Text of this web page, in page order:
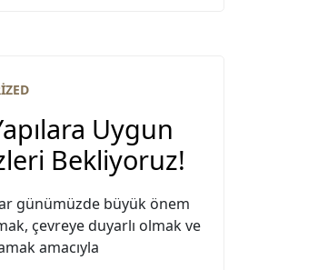
Uygun
Bekliyoruz!
günümüzde büyük önem
çevreye duyarlı olmak ve
amacıyla